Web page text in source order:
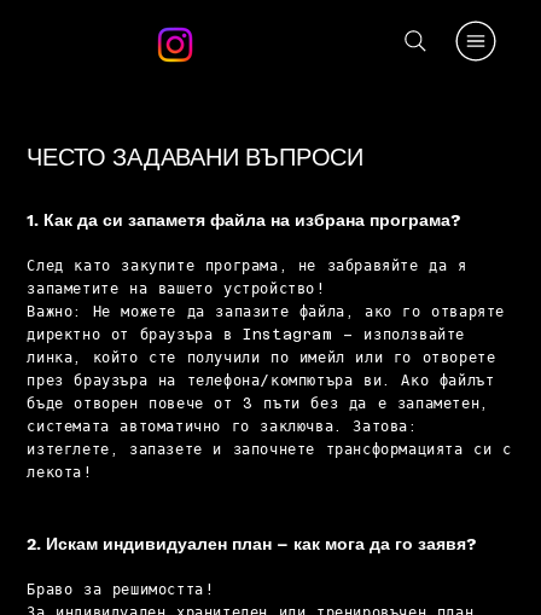
ЧЕСТО ЗАДАВАНИ ВЪПРОСИ
1. Как да си запаметя файла на избрана програма?
След като закупите програма, не забравяйте да я
запаметите на вашето устройство!
Важно: Не можете да запазите файла, ако го отваряте
директно от браузъра в Instagram – използвайте
линка, който сте получили по имейл или го отворете
през браузъра на телефона/компютъра ви. Ако файлът
бъде отворен повече от 3 пъти без да е запаметен,
системата автоматично го заключва. Затова:
изтеглете, запазете и започнете трансформацията си с
лекота!
2. Искам индивидуален план – как мога да го заявя?
Браво за решимостта!